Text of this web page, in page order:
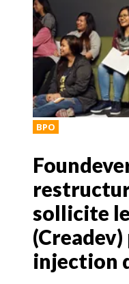
BPO
sollicite
injection